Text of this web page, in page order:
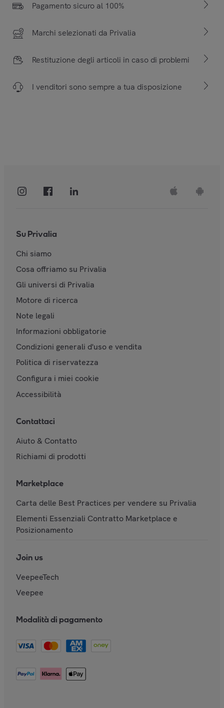
Pagamento sicuro al 100%
Marchi selezionati da Privalia
Restituzione degli articoli in caso di problemi
I venditori sono sempre a tua disposizione
Su Privalia
Chi siamo
Cosa offriamo su Privalia
Gli universi di Privalia
Motore di ricerca
Note legali
Informazioni obbligatorie
Condizioni generali d'uso e vendita
Politica di riservatezza
Configura i miei cookie
Accessibilità
Contattaci
Aiuto & Contatto
Richiami di prodotti
Marketplace
Carta delle Best Practices per vendere su Privalia
Elementi Essenziali Contratto Marketplace e
Posizionamento
Join us
VeepeeTech
Veepee
Modalità di pagamento